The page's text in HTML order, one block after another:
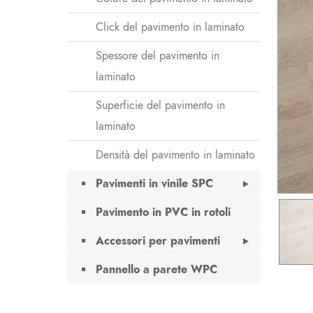
Click del pavimento in laminato
Spessore del pavimento in
laminato
Superficie del pavimento in
laminato
Densità del pavimento in laminato
Pavimenti in vinile SPC
Pavimento in PVC in rotoli
Accessori per pavimenti
Pannello a parete WPC